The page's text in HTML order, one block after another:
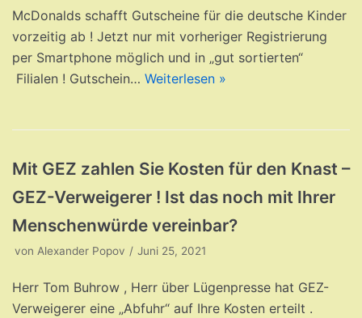
McDonalds schafft Gutscheine für die deutsche Kinder
vorzeitig ab ! Jetzt nur mit vorheriger Registrierung
per Smartphone möglich und in „gut sortierten“
Filialen ! Gutschein… Weiterlesen »
Mit GEZ zahlen Sie Kosten für den Knast –
GEZ-Verweigerer ! Ist das noch mit Ihrer
Menschenwürde vereinbar​?
von Alexander Popov Juni 25, 2021
Herr Tom Buhrow , Herr über Lügenpresse hat GEZ-
Verweigerer eine „Abfuhr“ auf Ihre Kosten erteilt .